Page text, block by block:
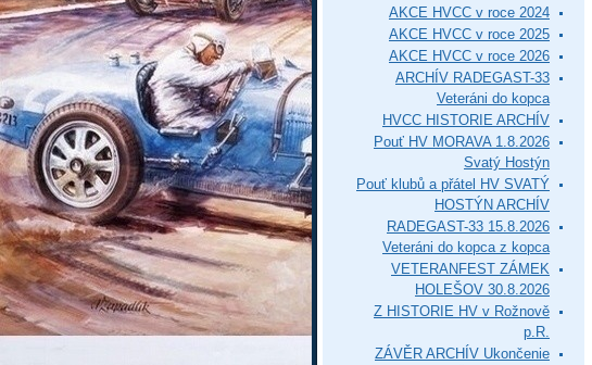
AKCE HVCC v roce 2024
AKCE HVCC v roce 2025
AKCE HVCC v roce 2026
ARCHÍV RADEGAST-33
Veteráni do kopca
HVCC HISTORIE ARCHÍV
Pouť HV MORAVA 1.8.2026
Svatý Hostýn
Pouť klubů a přátel HV SVATÝ
HOSTÝN ARCHÍV
RADEGAST-33 15.8.2026
Veteráni do kopca z kopca
VETERANFEST ZÁMEK
HOLEŠOV 30.8.2026
Z HISTORIE HV v Rožnově
p.R.
ZÁVĚR ARCHÍV Ukončenie